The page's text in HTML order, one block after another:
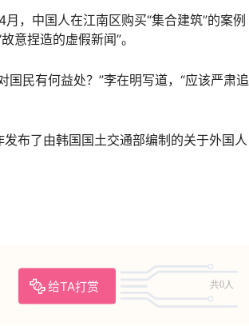
，中国人在江南区购买“集合建筑”的案例
意捏造的虚假新闻”。
民有何益处？”李在明写道，“应该严肃追
布了由韩国国土交通部编制的关于外国人
给TA打赏 共0人